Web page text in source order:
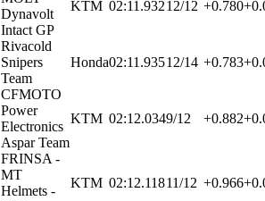
Dynavolt
Intact GP
KTM 02:11.93212/12 +0.780
Rivacold
Snipers
Team
Honda02:11.93512/14 +0.783
CFMOTO
Power
Electronics
Aspar Team
KTM 02:12.0349/12 +0.882
FRINSA -
MT
Helmets -
KTM 02:12.11811/12 +0.966